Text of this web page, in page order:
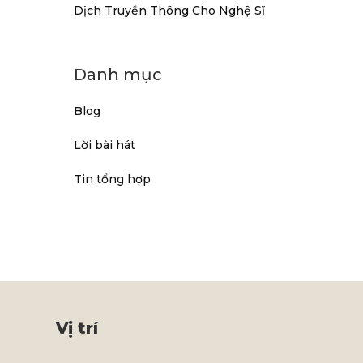
Dịch Truyền Thông Cho Nghệ Sĩ
Danh mục
Blog
Lời bài hát
Tin tổng hợp
Vị trí